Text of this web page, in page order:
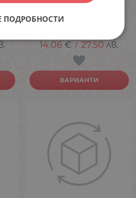
Дамска пижама с къс
14.06€ / 27.50 лв.
ВАРИАНТИ
ПОДРОБНОСТИ